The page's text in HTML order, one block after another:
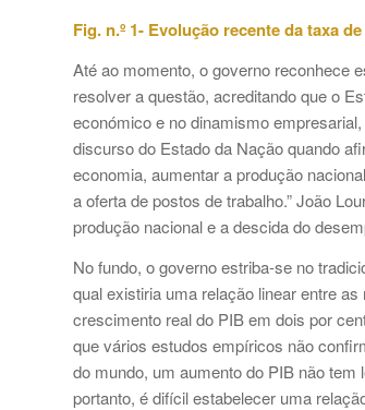
Fig. n.º 1- Evolução recente da taxa
Até ao momento, o governo reconhece
resolver a questão, acreditando que o
económico e no dinamismo
discurso do Estado da Nação quando
economia, aumentar a produção
a oferta de postos de trabalho.” João
produção nacional e a descida do
No fundo, o governo estriba-se no
qual existiria uma relação linear entre
crescimento real do PIB em dois por
que vários estudos empíricos não
do mundo, um aumento do PIB não
portanto, é difícil estabelecer uma